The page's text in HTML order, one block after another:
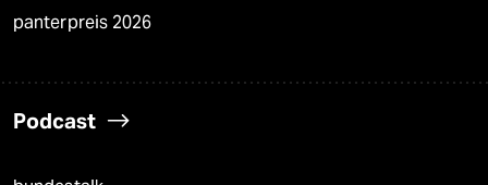
panterpreis 2026
Podcast